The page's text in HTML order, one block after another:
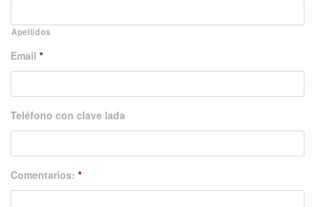
Apellidos
Email *
Teléfono con clave lada
Comentarios: *